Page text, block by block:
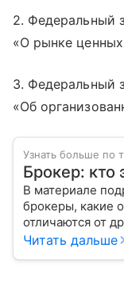
2. Федеральный
«О рынке ценных
3. Федеральный
«Об
Узнать больше по
Брокер: кто
В материале
брокеры, какие
отличаются от
Читать дальше